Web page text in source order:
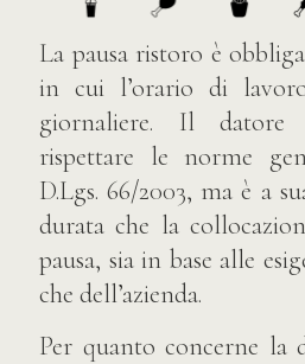
La pausa ristoro è
in cui l’orario di
giornaliere. Il
rispettare le norme
D.Lgs. 66/2003, ma è a
durata che la
pausa, sia in base alle
che dell’azienda.
Per quanto concerne la